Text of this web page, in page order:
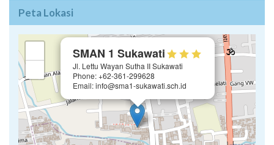
Peta Lokasi
SMAN 1 Sukawati
Jl. Lettu Wayan Sutha II Sukawati
Phone: +62-361-299628
Email: info@sma1-sukawati.sch.id
+
−